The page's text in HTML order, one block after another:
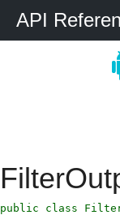
API
public class